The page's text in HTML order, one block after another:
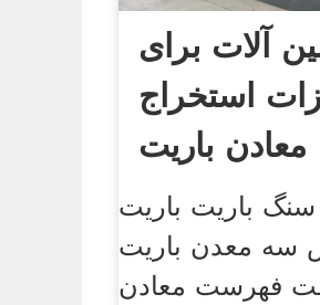
آلات برای
استخراج
معادن باریت
باریت باريت
سه معدن باریت
فهرست معادن